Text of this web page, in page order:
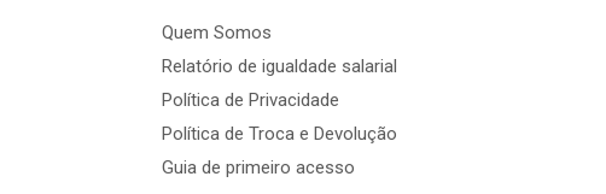
Quem Somos
Relatório de igualdade salarial
Política de Privacidade
Política de Troca e Devolução
Guia de primeiro acesso